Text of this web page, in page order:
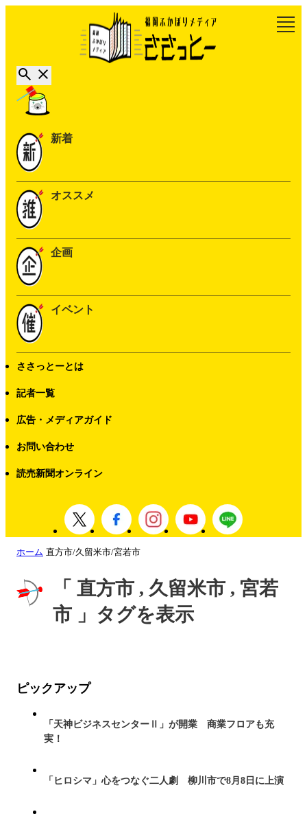
新着
オススメ
企画
イベント
ささっとーとは
記者一覧
広告・メディアガイド
お問い合わせ
読売新聞オンライン
ホーム 直方市/久留米市/宮若市
「 直方市 , 久留米市 , 宮若
市 」タグを表示
ピックアップ
「天神ビジネスセンターⅡ」が開業 商業フロアも充
実！
「ヒロシマ」心をつなぐ二人劇 柳川市で8月8日に上演